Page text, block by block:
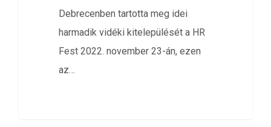
Debrecenben tartotta meg idei
harmadik vidéki kitelepülését a HR
Fest 2022. november 23-án, ezen
az…